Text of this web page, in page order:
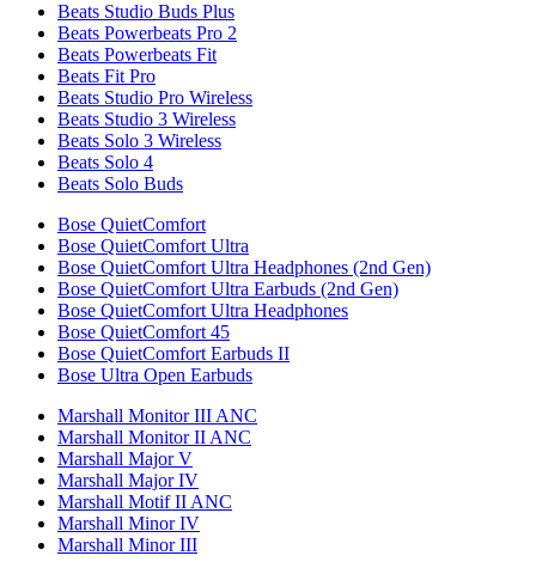
Beats Studio Buds Plus
Beats Powerbeats Pro 2
Beats Powerbeats Fit
Beats Fit Pro
Beats Studio Pro Wireless
Beats Studio 3 Wireless
Beats Solo 3 Wireless
Beats Solo 4
Beats Solo Buds
Bose QuietComfort
Bose QuietComfort Ultra
Bose QuietComfort Ultra Headphones (2nd Gen)
Bose QuietComfort Ultra Earbuds (2nd Gen)
Bose QuietComfort Ultra Headphones
Bose QuietComfort 45
Bose QuietComfort Earbuds II
Bose Ultra Open Earbuds
Marshall Monitor III ANC
Marshall Monitor II ANC
Marshall Major V
Marshall Major IV
Marshall Motif II ANC
Marshall Minor IV
Marshall Minor III